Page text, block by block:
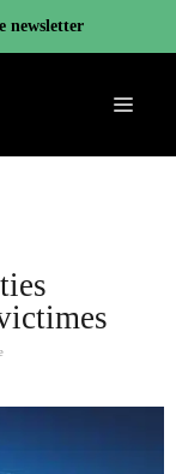
newsletter
Menu